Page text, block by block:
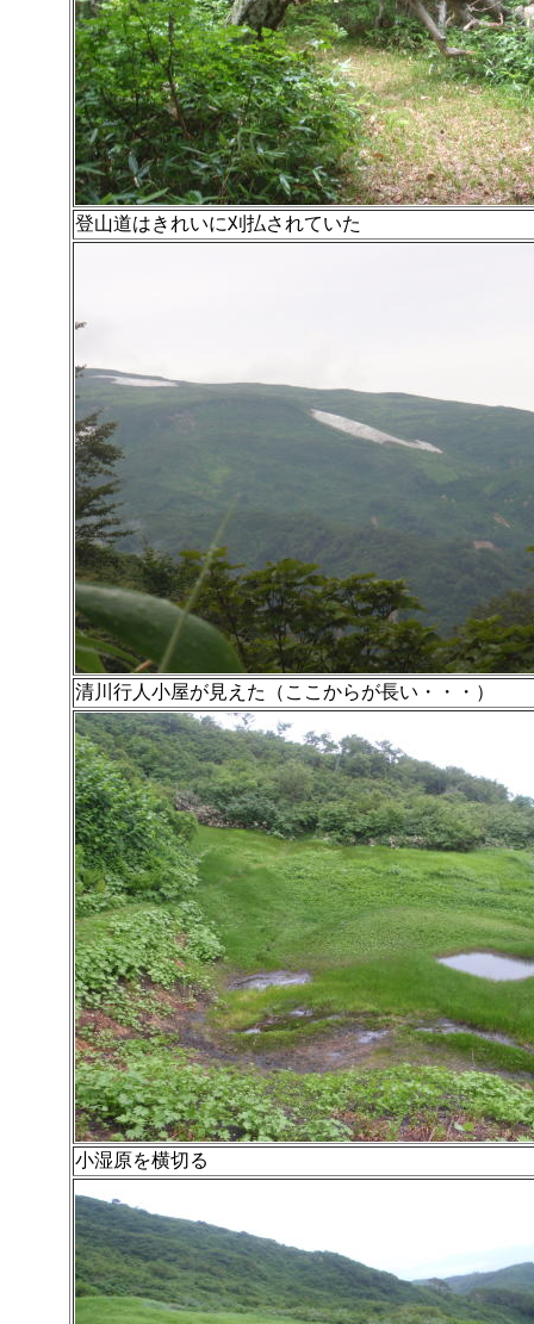
登山道はきれいに刈払されていた
清川行人小屋が見えた（ここからが長い・・・）
小湿原を横切る